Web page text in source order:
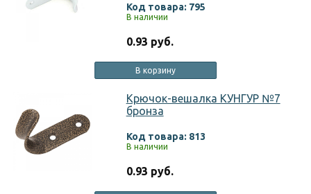
Код товара: 795
В наличии
0.93 руб.
В корзину
Крючок-вешалка КУНГУР №7
бронза
Код товара: 813
В наличии
0.93 руб.